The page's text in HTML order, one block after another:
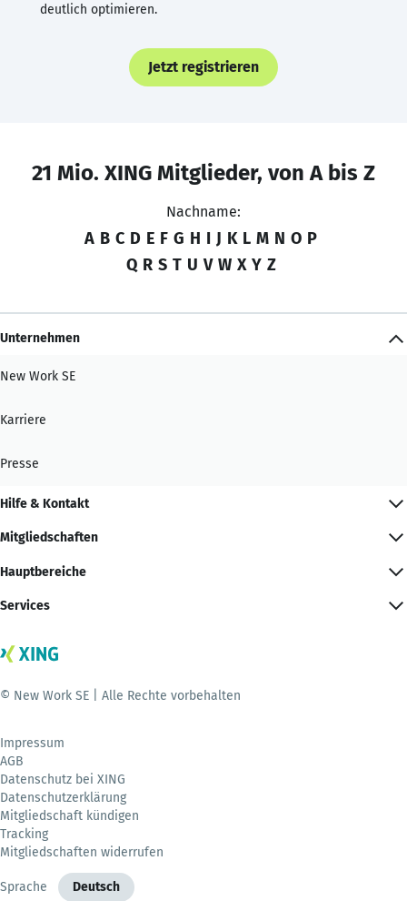
deutlich optimieren.
Jetzt registrieren
21 Mio. XING Mitglieder, von A bis Z
Nachname:
A B C D E F G H I J K L M N O P
Q R S T U V W X Y Z
Unternehmen
New Work SE
Karriere
Presse
Hilfe & Kontakt
Mitgliedschaften
Hauptbereiche
Services
© New Work SE | Alle Rechte vorbehalten
Impressum
AGB
Datenschutz bei XING
Datenschutzerklärung
Mitgliedschaft kündigen
Tracking
Mitgliedschaften widerrufen
Sprache Deutsch